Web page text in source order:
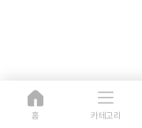
홈 카테고리